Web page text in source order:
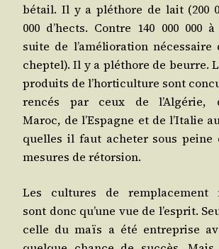
bétail. Il y a plé­thore de lait (200
000 d’hects. Contre 140 000 000
suite de l’amélioration néces­saire
chep­tel). Il y a plé­thore de beurre.
pro­duits de l’horticulture sont
ren­cés par ceux de l’Algérie,
Maroc, de l’Espagne et de l’Italie
quelles il faut ache­ter sous peine
mesures de rétorsion.
Les cultures de rem­pla­ce­ment
sont donc qu’une vue de l’esprit.
celle du maïs a été entre­prise